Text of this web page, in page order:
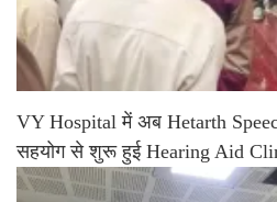
VY Hospital में अब Hetarth
सहयोग से शुरू हुई Hearing Aid